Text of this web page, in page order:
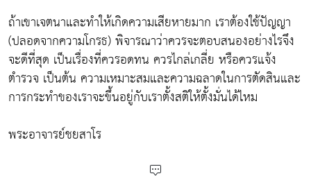
ถ้าเขาเจตนาและทำให้เกิดความเสียหายมาก เราต้องใช้ปัญญา
(ปลอดจากความโกรธ) พิจารณาว่าควรจะตอบสนองอย่างไรจึง
จะดีที่สุด เป็นเรื่องที่ควรอดทน ควรไกล่เกลี่ย หรือควรแจ้ง
ตำรวจ เป็นต้น ความเหมาะสมและความฉลาดในการตัดสินและ
การกระทำของเราจะขึ้นอยู่กับเราตั้งสติให้ตั้งมั่นได้ไหม
พระอาจารย์ชยสาโร